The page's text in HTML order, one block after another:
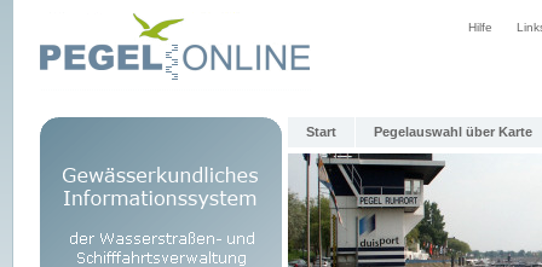
Hilfe
Start Pegelauswahl über Karte